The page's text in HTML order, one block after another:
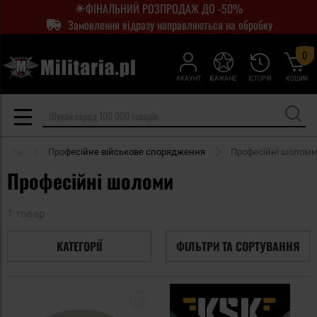
ФІНАЛЬНИЙ РОЗПРОДАЖ ДО -50%
Замовлення відразу направляються на обробку
АКАУНТ ІСТОРІЯ
БАЖАНЕ КОШИК
0
Професійне військове спорядження Професійні шоломи
Професійні шоломи
КАТЕГОРІЇ ФІЛЬТРИ ТА СОРТУВАННЯ
Додати